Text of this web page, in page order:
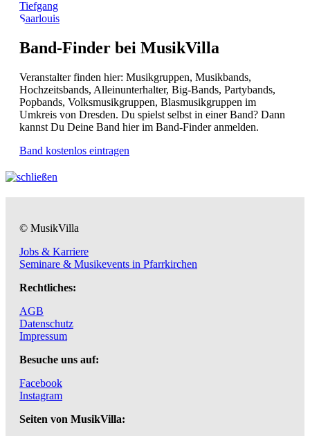
Tiefgang
Saarlouis
Band-Finder bei MusikVilla
Veranstalter finden hier: Musikgruppen, Musikbands,
Hochzeitsbands, Alleinunterhalter, Big-Bands, Partybands,
Popbands, Volksmusikgruppen, Blasmusikgruppen im
Umkreis von Dresden. Du spielst selbst in einer Band? Dann
kannst Du Deine Band hier im Band-Finder anmelden.
Band kostenlos eintragen
© MusikVilla
Jobs & Karriere
Seminare & Musikevents in Pfarrkirchen
Rechtliches:
AGB
Datenschutz
Impressum
Besuche uns auf:
Facebook
Instagram
Seiten von MusikVilla: